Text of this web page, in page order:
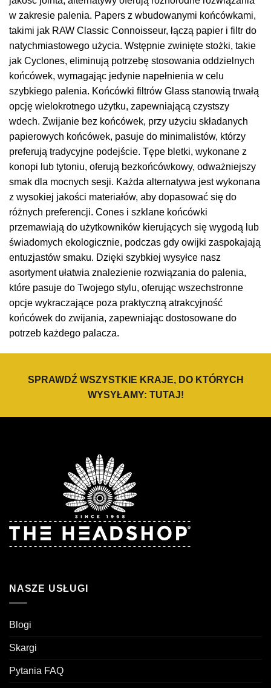
w zakresie palenia. Papers z wbudowanymi końcówkami,
takimi jak RAW Classic Connoisseur, łączą papier i filtr do
natychmiastowego użycia. Wstępnie zwinięte stożki, takie
jak Cyclones, eliminują potrzebę stosowania oddzielnych
końcówek, wymagając jedynie napełnienia w celu
szybkiego palenia. Końcówki filtrów Glass stanowią trwałą
opcję wielokrotnego użytku, zapewniającą czystszy
wdech. Zwijanie bez końcówek, przy użyciu składanych
papierowych końcówek, pasuje do minimalistów, którzy
preferują tradycyjne podejście. Tępe bletki, wykonane z
konopi lub tytoniu, oferują bezkońcówkowy, odważniejszy
smak dla mocnych sesji. Każda alternatywa jest wykonana
z wysokiej jakości materiałów, aby dopasować się do
różnych preferencji. Cones i szklane końcówki
przemawiają do użytkowników kierujących się wygodą lub
świadomych ekologicznie, podczas gdy owijki zaspokajają
entuzjastów smaku. Dzięki szybkiej wysyłce nasz
asortyment ułatwia znalezienie rozwiązania do palenia,
które pasuje do Twojego stylu, oferując wszechstronne
opcje wykraczające poza praktyczną atrakcyjność
końcówek do zwijania, zapewniając dostosowane do
potrzeb każdego palacza.
SPRAWDŹ WSZYSTKIE KRAJE, DO KTÓRYCH
WYSYŁAMY: TUTAJ!
NASZE USŁUGI
Blogi
Skargi
Pytania FAQ